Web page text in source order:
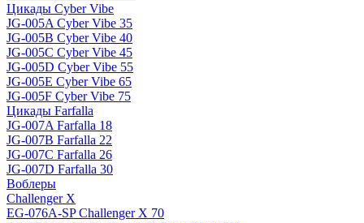
Цикады Cyber Vibe
JG-005A Cyber Vibe 35
JG-005B Cyber Vibe 40
JG-005C Cyber Vibe 45
JG-005D Cyber Vibe 55
JG-005E Cyber Vibe 65
JG-005F Cyber Vibe 75
Цикады Farfalla
JG-007A Farfalla 18
JG-007B Farfalla 22
JG-007C Farfalla 26
JG-007D Farfalla 30
Воблеры
Challenger X
EG-076A-SP Challenger X 70